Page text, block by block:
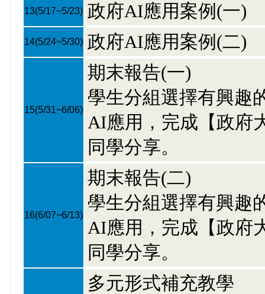
13(5/17~5/23) 政府AI應用案例(一)
14(5/24~5/30) 政府AI應用案例(二)
15(5/31~6/06)
期末報告(一)
學生分組選擇有興趣
AI應用，完成【政府
同學分享。
16(6/07~6/13)
期末報告(二)
學生分組選擇有興趣
AI應用，完成【政府
同學分享。
多元形式補充教學